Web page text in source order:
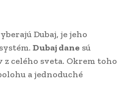
Dubaj, je jeho
Dubaj dane sú
celého sveta. Okrem toho
a jednoduché